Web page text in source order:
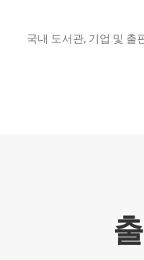
국내 도서관, 기업 및 출